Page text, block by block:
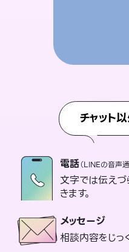
チャット
電話（LINEの音声通
文字では伝えづ
きます。
メッセージ
相談内容をじっ